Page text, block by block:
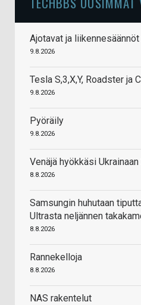
Ajotavat ja liikennesäännöt
9.8.2026
Tesla S,3,X,Y, Roadster ja
9.8.2026
Pyöräily
9.8.2026
Venäjä hyökkäsi
8.8.2026
Samsungin huhutaan
Ultrasta neljännen
8.8.2026
Rannekelloja
8.8.2026
NAS rakentelut